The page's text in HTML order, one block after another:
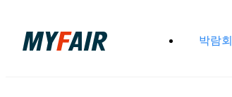
박람